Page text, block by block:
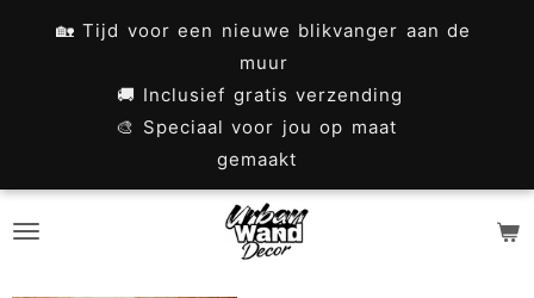
🏡 Tijd voor een nieuwe blikvanger aan de
muur
🚚 Inclusief gratis verzending
🎨 Speciaal voor jou op maat
gemaakt